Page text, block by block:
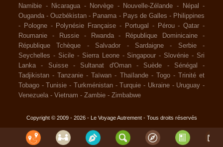
Namibie - Nicaragua - Norvège - Nouvelle-Zélande - Népal
-
Ouganda -Ouzbékistan - Panama - Pays de Galles - Philippines
-
Pologne - Polynésie Française - Portugal - Pérou -Qatar -
Roumanie
- Russie - Rwanda - République Dominicaine
-
République Tchèque
- Salvador - Sardaigne - Serbie
-
Seychelles - Sicile - Sierra Leone - Singapour - Slovénie - Sri
Lanka
- Suisse - Sultanat d'Oman - Suède - Sénégal
-
Tadjikistan -Tanzanie -Taïwan - Thaïlande - Togo - Trinité et
Tobago -Tunisie - Turkménistan -Turquie - Ukraine - Uruguay -
Venezuela - Vietnam - Zambie - Zimbabwe
Copyright © 2009 - 2026 - Le Voyage Autrement - Tous droits réservés